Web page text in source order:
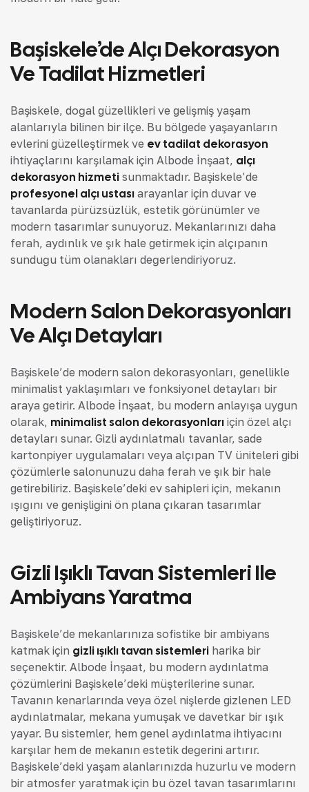
Başiskele’de Alçı Dekorasyon
Ve Tadilat Hizmetleri
Başiskele, doğal güzellikleri ve gelişmiş yaşam
alanlarıyla bilinen bir ilçe. Bu bölgede yaşayanların
evlerini güzelleştirmek ve ev tadilat dekorasyon
ihtiyaçlarını karşılamak için Albode İnşaat, alçı
dekorasyon hizmeti sunmaktadır. Başiskele’de
profesyonel alçı ustası arayanlar için duvar ve
tavanlarda pürüzsüzlük, estetik görünümler ve
modern tasarımlar sunuyoruz. Mekanlarınızı daha
ferah, aydınlık ve şık hale getirmek için alçıpanın
sunduğu tüm olanakları değerlendiriyoruz.
Modern Salon Dekorasyonları
Ve Alçı Detayları
Başiskele’de modern salon dekorasyonları, genellikle
minimalist yaklaşımları ve fonksiyonel detayları bir
araya getirir. Albode İnşaat, bu modern anlayışa uygun
olarak, minimalist salon dekorasyonları için özel alçı
detayları sunar. Gizli aydınlatmalı tavanlar, sade
kartonpiyer uygulamaları veya alçıpan TV üniteleri gibi
çözümlerle salonunuzu daha ferah ve şık bir hale
getirebiliriz. Başiskele’deki ev sahipleri için, mekanın
ışığını ve genişliğini ön plana çıkaran tasarımlar
geliştiriyoruz.
Gizli Işıklı Tavan Sistemleri Ile
Ambiyans Yaratma
Başiskele’de mekanlarınıza sofistike bir ambiyans
katmak için gizli ışıklı tavan sistemleri harika bir
seçenektir. Albode İnşaat, bu modern aydınlatma
çözümlerini Başiskele’deki müşterilerine sunar.
Tavanın kenarlarında veya özel nişlerde gizlenen LED
aydınlatmalar, mekana yumuşak ve davetkar bir ışık
yayar. Bu sistemler, hem genel aydınlatma ihtiyacını
karşılar hem de mekanın estetik değerini artırır.
Başiskele’deki yaşam alanlarınızda huzurlu ve modern
bir atmosfer yaratmak için bu özel tavan tasarımlarını